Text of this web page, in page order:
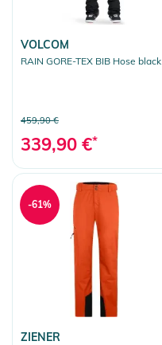
VOLCOM
RAIN GORE-TEX BIB Hose black
459,90 €
339,90 €*
ZIENER
-61%